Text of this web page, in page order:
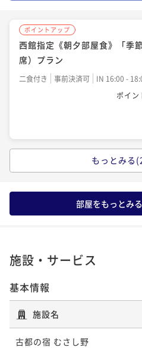
ポイントアップ
西館指定《朝夕部屋食》「季
席）プラン
二食付き 事前決済可
IN 16:00 -
ポイ
西館指定《女将セレクト大和
貴方のお好みはどちら？★3
事前決済可
IN 16:00 -
ポイントアップ
西館指定《朝夕部屋食》板長
ラン
二食付き 事前決済可
もっとみる
部屋をもっとみ
施設・サービス
基本情報
施設名
古都の宿 むさし野